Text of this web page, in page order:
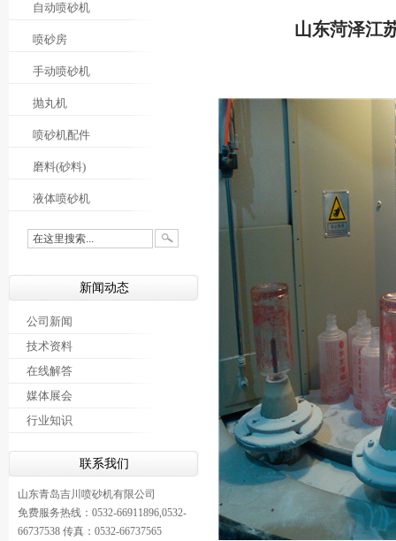
自动喷砂机
喷砂房
手动喷砂机
抛丸机
喷砂机配件
磨料(砂料)
液体喷砂机
新闻动态
公司新闻
技术资料
在线解答
媒体展会
行业知识
联系我们
山东青岛吉川喷砂机有限公司
免费服务热线：0532-66911896,0532-
66737538 传真：0532-66737565
山东菏泽江